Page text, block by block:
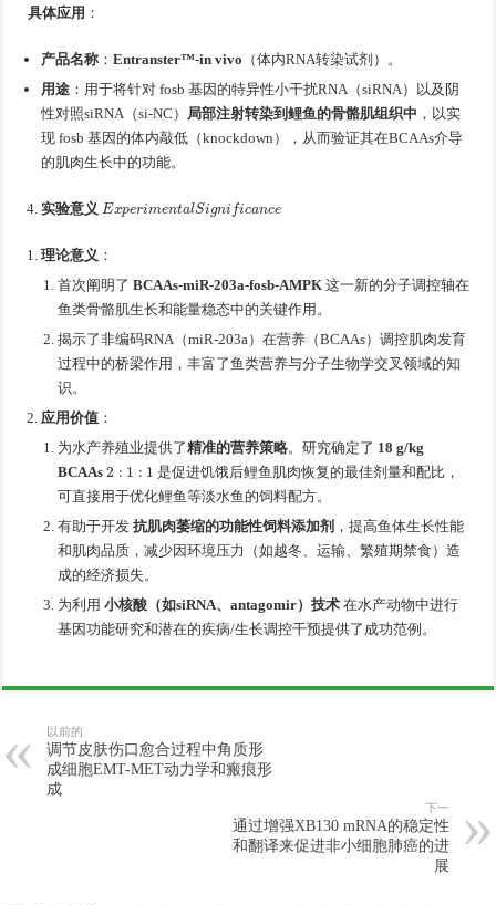
具体应用 ：
产品名称 ：Entranster™-in vivo （体内RNA转染试剂）。
用途 ：用于将针对 fosb 基因的特异性小干扰RNA（siRNA）以及阴
性对照siRNA（si-NC）
局部注射转染到鲤鱼的骨骼肌组织中 ，以实
现 fosb 基因的体内敲低（knockdown），从而验证其在BCAAs介导
的肌肉生长中的功能。
实验意义 Ex im a S ign ica
理论意义 ：
首次阐明了BCAAs-miR-203a-fosb-AMPK 这一新的分子调控轴在
鱼类骨骼肌生长和能量稳态中的关键作用。
揭示了非编码RNA（miR-203a）在营养（BCAAs）调控肌肉发育
过程中的桥梁作用，丰富了鱼类营养与分子生物学交叉领域的知
识。
应用价值 ：
为水产养殖业提供了精准的营养策略。研究确定了 18 g/kg
BCAAs2 :
是促进饥饿后鲤鱼肌肉恢复的最佳剂量和配比，
可直接用于优化鲤鱼等淡水鱼的饲料配方。
有助于开发抗肌肉萎缩的功能性饲料添加剂 ，提高鱼体生长性能
和肌肉品质，减少因环境压力（如越冬、运输、繁殖期禁食）造
成的经济损失。
为利用小核酸（如siRNA、antagomir）技术 在水产动物中进行
基因功能研究和潜在的疾病/生长调控干预提供了成功范例。
以前的
调节皮肤伤口愈合过程中角质形
成细胞EMT-MET动力学和瘢痕形
成
下一
通过增强XB130 mRNA的稳定性
和翻译来促进非小细胞肺癌的进
展